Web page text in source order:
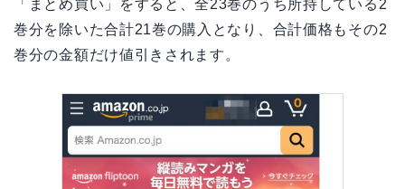
「まとめ買い」をすると、全23巻のうち所持している2
巻分を除いた合計21巻の購入となり、合計価格もその2
巻分の金額だけ値引きされます。